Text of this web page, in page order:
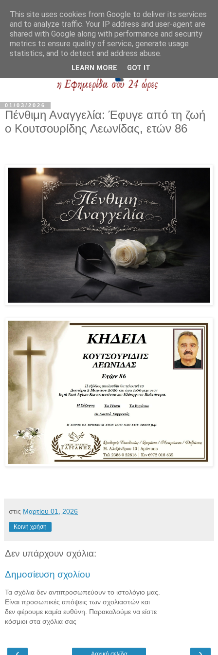
01/03/2026
Πένθιμη Αναγγελία: Έφυγε από τη ζωή
ο Κουτσουρίδης Λεωνίδας, ετών 86
στις Μαρτίου 01, 2026
Κοινή χρήση
Δεν υπάρχουν σχόλια:
Δημοσίευση σχολίου
Τα σχόλια δεν αντιπροσωπεύουν το ιστολόγιο μας.
Είναι προσωπικές απόψεις των σχολιαστών και
δεν φέρουμε καμία ευθύνη. Παρακαλούμε να είστε
κόσμιοι στα σχόλια σας
This site uses cookies from Google to deliver its services
and to analyze traffic. Your IP address and user-agent are
shared with Google along with performance and security
metrics to ensure quality of service, generate usage
statistics, and to detect and address abuse.
LEARN MORE GOT IT